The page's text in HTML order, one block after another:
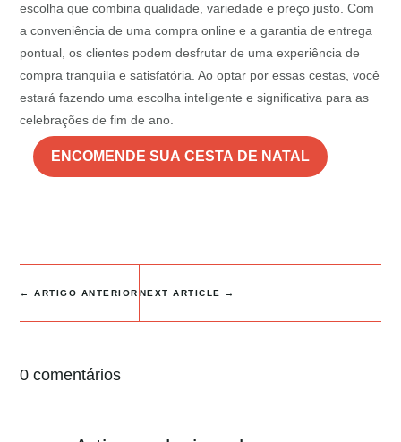
escolha que combina qualidade, variedade e preço justo. Com
a conveniência de uma compra online e a garantia de entrega
pontual, os clientes podem desfrutar de uma experiência de
compra tranquila e satisfatória. Ao optar por essas cestas, você
estará fazendo uma escolha inteligente e significativa para as
celebrações de fim de ano.
ENCOMENDE SUA CESTA DE NATAL
←ARTIGO ANTERIOR NEXT ARTICLE →
0 comentários